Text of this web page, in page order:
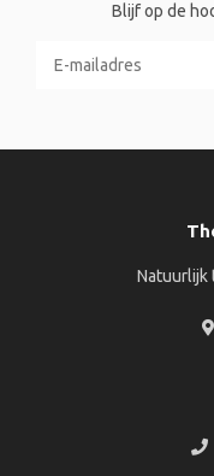
Blijf op de
Natuurlijk